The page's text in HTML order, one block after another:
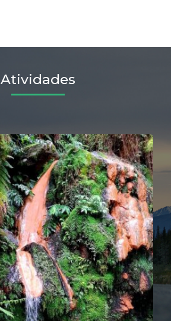
Atividades